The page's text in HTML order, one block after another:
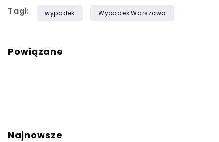
Tagi: wypadek Wypadek Warszawa
Powiązane
Najnowsze